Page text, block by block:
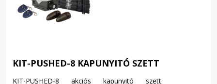
KIT-PUSHED-8 KAPUNYITÓ SZETT
KIT-PUSHED-8 akciós kapunyitó szett: